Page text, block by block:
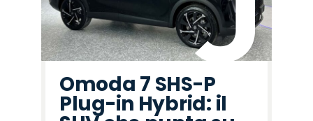
Omoda 7 SHS-P
Plug-in Hybrid: il